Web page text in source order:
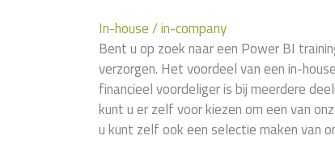
In-house / in-company
Bent u op zoek naar een Power BI
verzorgen. Het voordeel van een in-
financieel voordeliger is bij meerdere
kunt u er zelf voor kiezen om een van
u kunt zelf ook een selectie maken van